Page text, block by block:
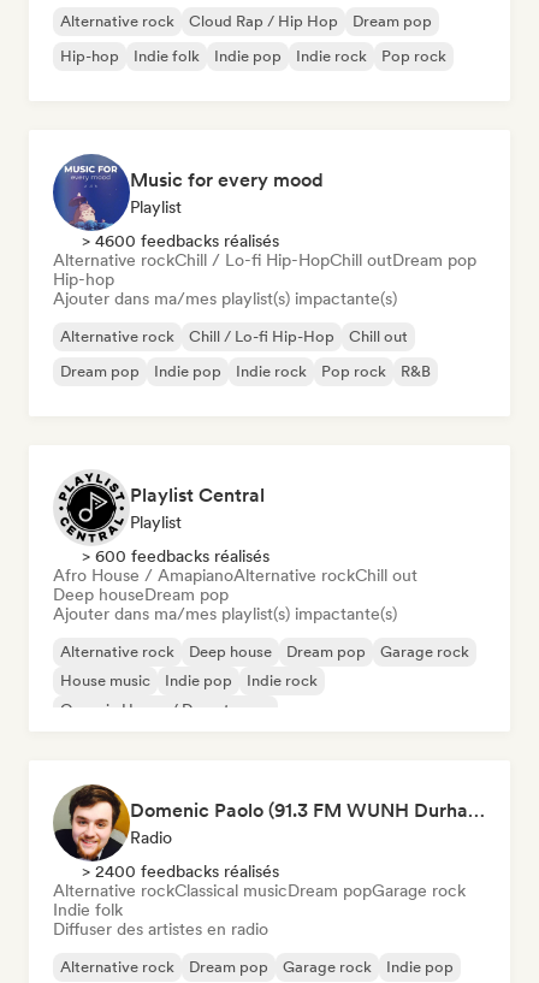
Alternative rock Cloud Rap / Hip Hop
Dream pop
Hip-hop
Indie folk Indie pop Indie rock Pop rock
Music for every mood
Playlist
> 4600 feedbacks réalisés
Alternative rockChill / Lo-fi Hip-HopChill outDream pop
Hip-hop
Ajouter dans ma/mes playlist(s) impactante(s)
Alternative rock Chill / Lo-fi Hip-Hop
Chill out
Dream pop
Indie pop Indie rock Pop rock R&B
Playlist Central
Playlist
> 600 feedbacks réalisés
Afro House / AmapianoAlternative rockChill out
Deep houseDream pop
Ajouter dans ma/mes playlist(s) impactante(s)
Alternative rock Deep house Dream pop
Garage rock
House music
Indie pop
Indie rock
Organic House / Downtempo
Domenic Paolo (91.3 FM WUNH Durham)
Radio
> 2400 feedbacks réalisés
Alternative rockClassical musicDream popGarage rock
Indie folk
Diffuser des artistes en radio
Alternative rock Dream pop Garage rock
Indie pop